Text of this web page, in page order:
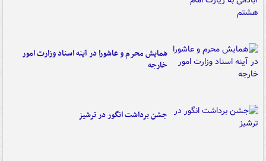
همایش محرم و عاشورا در آینه اسناد وزارت امور
خارجه
جشن برداشت انگور در ترشیز